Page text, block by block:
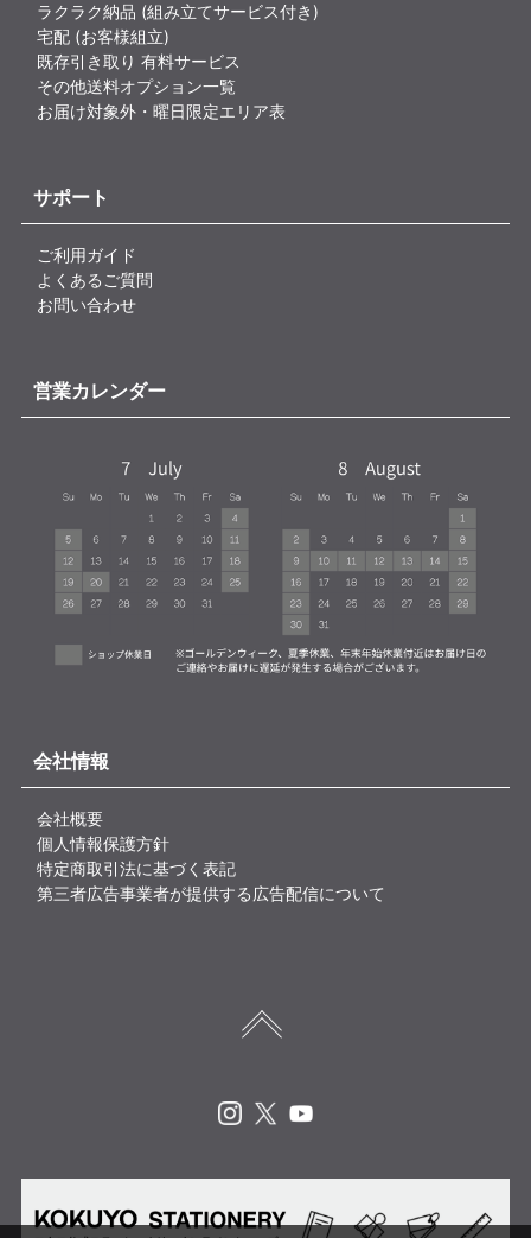
ラクラク納品 (組み立てサービス付き)
宅配 (お客様組立)
既存引き取り 有料サービス
その他送料オプション一覧
お届け対象外・曜日限定エリア表
サポート
ご利用ガイド
よくあるご質問
お問い合わせ
営業カレンダー
会社情報
会社概要
個人情報保護方針
特定商取引法に基づく表記
第三者広告事業者が提供する広告配信について